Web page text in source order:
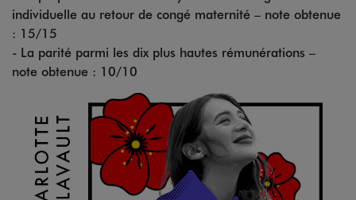
individuelle au retour de congé maternité – note obtenue
: 15/15
- La parité parmi les dix plus hautes rémunérations –
note obtenue : 10/10